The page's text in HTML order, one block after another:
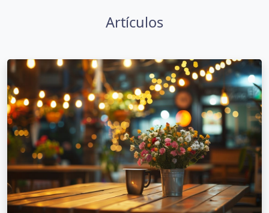
Artículos